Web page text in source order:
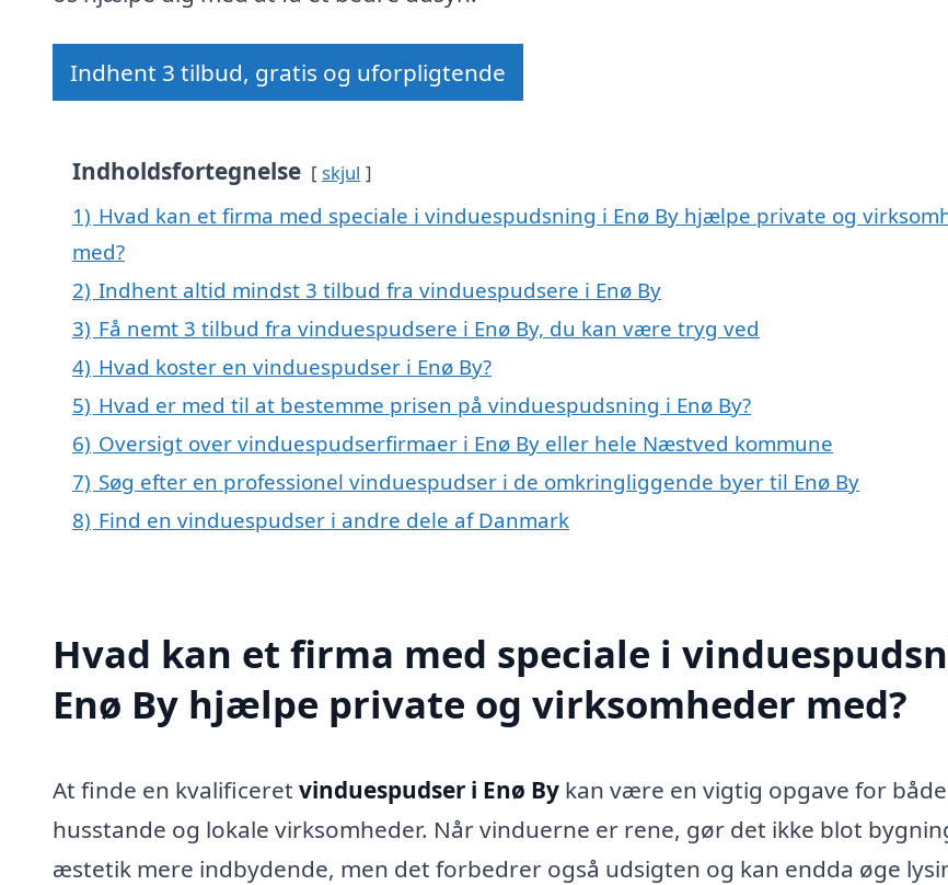
Indhent 3 tilbud, gratis og uforpligtende
Indholdsfortegnelse skjul
1) Hvad kan et firma med speciale i vinduespudsning i Enø By hjælpe private og
med?
2) Indhent altid mindst 3 tilbud fra vinduespudsere i Enø By
3) Få nemt 3 tilbud fra vinduespudsere i Enø By, du kan være tryg ved
4) Hvad koster en vinduespudser i Enø By?
5) Hvad er med til at bestemme prisen på vinduespudsning i Enø By?
6) Oversigt over vinduespudserfirmaer i Enø By eller hele Næstved kommune
7) Søg efter en professionel vinduespudser i de omkringliggende byer til Enø By
8) Find en vinduespudser i andre dele af Danmark
Hvad kan et firma med speciale i
Enø By hjælpe private og virksomheder med?
At finde en kvalificeret vinduespudser i Enø By kan være en vigtig opgave for
husstande og lokale virksomheder. Når vinduerne er rene, gør det ikke blot
æstetik mere indbydende, men det forbedrer også udsigten og kan endda øge